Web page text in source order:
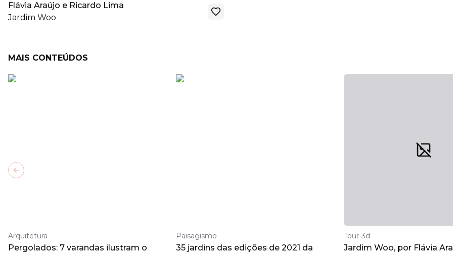
Flávia Araújo e Ricardo Lima
Jardim Woo
MAIS CONTEÚDOS
Arquitetura
Pergolados: 7 varandas ilustram o
Paisagismo
35 jardins das edições de 2021 da
Tour-3d
Jardim Woo, por Flávia
Previous slide